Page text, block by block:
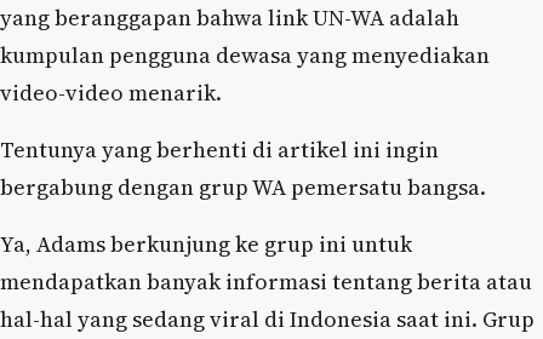
yang beranggapan bahwa link UN-WA adalah
kumpulan pengguna dewasa yang menyediakan
video-video menarik.
Tentunya yang berhenti di artikel ini ingin
bergabung dengan grup WA pemersatu bangsa.
Ya, Adams berkunjung ke grup ini untuk
mendapatkan banyak informasi tentang berita atau
hal-hal yang sedang viral di Indonesia saat ini. Grup